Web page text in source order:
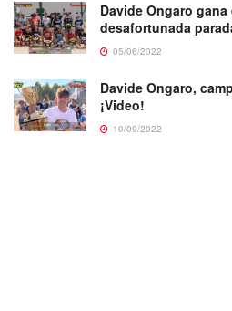
Davide Ongaro
desafortunada
05/06/2022
Davide Ongaro,
¡Video!
10/09/2022